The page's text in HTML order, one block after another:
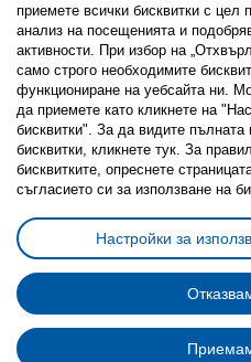
Последвайте ни:
FacebookTwitterYoutubePinterest
Политика за
Избор на настройки за
Условия за ползване на ikea.bg
Политика за защита на
Общи условия на
Политика за защита на лични
приемете всички бисквитки с цел
анализ на посещенията и
активности. При избор на
само строго необходимитe
функциониране на уебсайта ни.
да приемете като кликнете на
бисквитки". За да видите
бисквитки, кликнете тук. За
бисквитките, опреснете
съгласието си за използване на
Настройки за